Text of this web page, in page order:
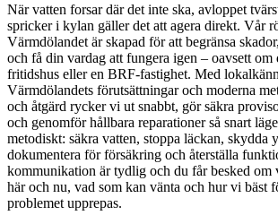
När vatten forsar där det inte ska, avloppet
spricker i kylan gäller det att agera direkt. Vår
Värmdölandet är skapad för att begränsa
och få din vardag att fungera igen – oavsett om
fritidshus eller en BRF‑fastighet. Med
Värmdölandets förutsättningar och moderna
och åtgärd rycker vi ut snabbt, gör säkra
och genomför hållbara reparationer så snart
metodiskt: säkra vatten, stoppa läckan, skydda
dokumentera för försäkring och återställa
kommunikation är tydlig och du får besked om
här och nu, vad som kan vänta och hur vi bäst
problemet upprepas.